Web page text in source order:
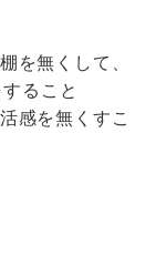
を無くして、
ること
感を無くすこ